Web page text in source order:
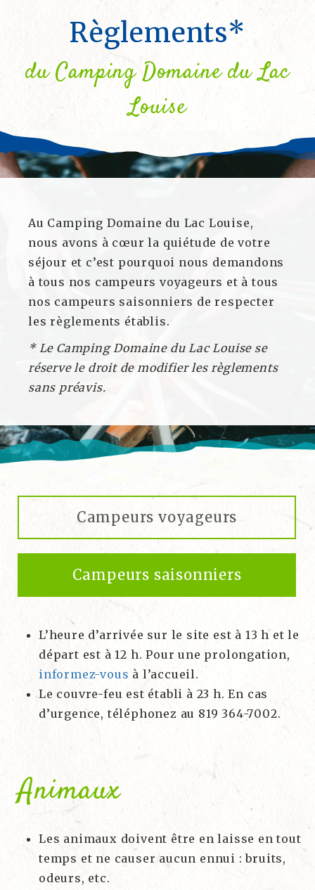
Règlements*
du Camping Domaine du Lac
Louise
Au Camping Domaine du Lac Louise,
nous avons à cœur la quiétude de votre
séjour et c’est pourquoi nous demandons
à tous nos campeurs voyageurs et à tous
nos campeurs saisonniers de respecter
les règlements établis.
* Le Camping Domaine du Lac Louise se
réserve le droit de modifier les règlements
sans préavis.
Campeurs voyageurs
Campeurs saisonniers
L’heure d’arrivée sur le site est à 13 h et le
départ est à 12 h. Pour une prolongation,
informez-vous à l’accueil.
Le couvre-feu est établi à 23 h. En cas
d’urgence, téléphonez au 819 364-7002.
Animaux
Les animaux doivent être en laisse en tout
temps et ne causer aucun ennui : bruits,
odeurs, etc.